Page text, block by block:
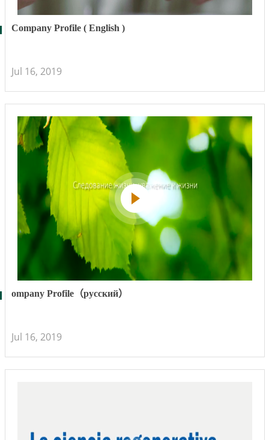
Company Profile ( English )
Jul 16, 2019
ompany Profile（русский）
Jul 16, 2019